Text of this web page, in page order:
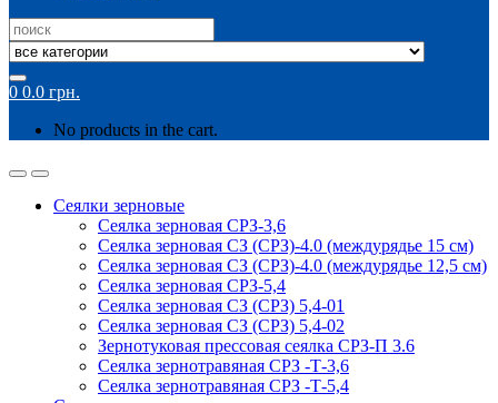
Search
for:
0 0.0 грн.
No products in the cart.
Сеялки зерновые
Сеялка зерновая СРЗ-3,6
Сеялка зерновая СЗ (СРЗ)-4.0 (междурядье 15 см)
Сеялка зерновая СЗ (СРЗ)-4.0 (междурядье 12,5 см)
Сеялка зерновая СРЗ-5,4
Сеялка зерновая СЗ (СРЗ) 5,4-01
Сеялка зерновая СЗ (СРЗ) 5,4-02
Зернотуковая прессовая сеялка СРЗ-П 3.6
Сеялка зернотравяная СРЗ -Т-3,6
Сеялка зернотравяная СРЗ -Т-5,4